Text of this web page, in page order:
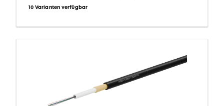
10 Varianten verfügbar